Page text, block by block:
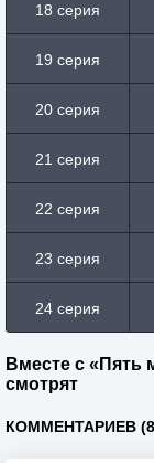
18 серия
19 серия
20 серия
21 серия
22 серия
23 серия
24 серия
Вместе с «Пять
смотрят
КОММЕНТАРИЕВ